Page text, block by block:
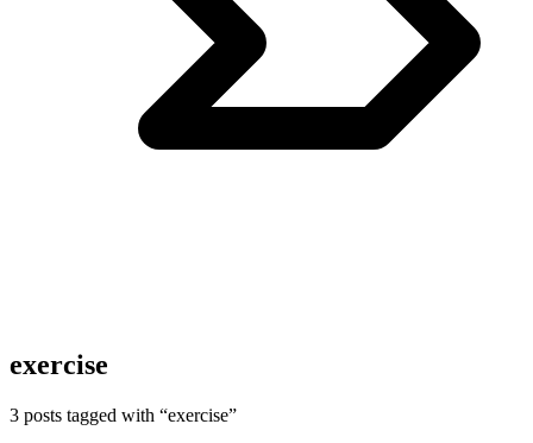
exercise
3 posts tagged with “exercise”